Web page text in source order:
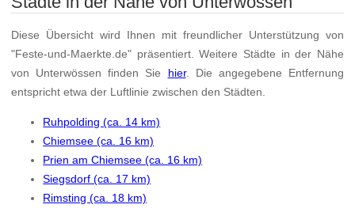
Diese Übersicht wird Ihnen mit freundlicher Unterstützung von
"Feste-und-Maerkte.de" präsentiert. Weitere Städte in der Nähe
von Unterwössen finden Sie hier. Die angegebene Entfernung
entspricht etwa der Luftlinie zwischen den Städten.
Ruhpolding (ca. 14 km)
Chiemsee (ca. 16 km)
Prien am Chiemsee (ca. 16 km)
Siegsdorf (ca. 17 km)
Rimsting (ca. 18 km)